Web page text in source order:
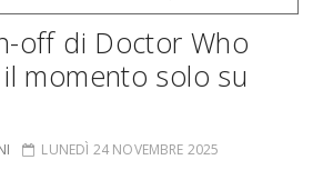
off di Doctor Who
momento solo su
LUNEDÌ 24 NOVEMBRE 2025